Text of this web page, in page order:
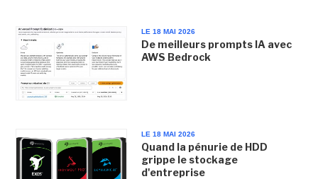
LE 18 MAI 2026
De meilleurs prompts IA avec
AWS Bedrock
LE 18 MAI 2026
Quand la pénurie de HDD
grippe le stockage
d'entreprise